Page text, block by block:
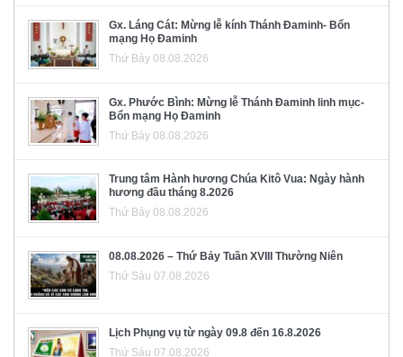
Gx. Láng Cát: Mừng lễ kính Thánh Đaminh- Bổn
mạng Họ Đaminh
Thứ Bảy 08.08.2026
Gx. Phước Bình: Mừng lễ Thánh Đaminh linh mục-
Bổn mạng Họ Đaminh
Thứ Bảy 08.08.2026
Trung tâm Hành hương Chúa Kitô Vua: Ngày hành
hương đầu tháng 8.2026
Thứ Bảy 08.08.2026
08.08.2026 – Thứ Bảy Tuần XVIII Thường Niên
Thứ Sáu 07.08.2026
Lịch Phụng vụ từ ngày 09.8 đến 16.8.2026
Thứ Sáu 07.08.2026